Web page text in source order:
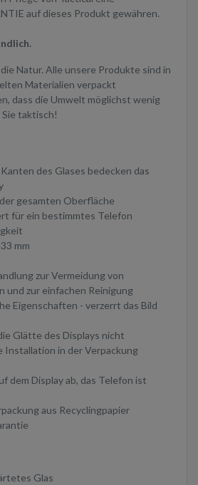
auf dieses Produkt gewähren.
Natur. Alle unsere Produkte sind in
Materialien verpackt
dass die Umwelt möglichst wenig
taktisch!
des Glases bedecken das
gesamten Oberfläche
für ein bestimmtes Telefon
mm
zur Vermeidung von
und zur einfachen Reinigung
Eigenschaften - verzerrt das Bild
Glätte des Displays nicht
Installation in der Verpackung
dem Display ab, das Telefon ist
aus Recyclingpapier
Glas